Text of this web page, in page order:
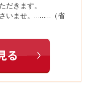
だきます。
いませ。………（省